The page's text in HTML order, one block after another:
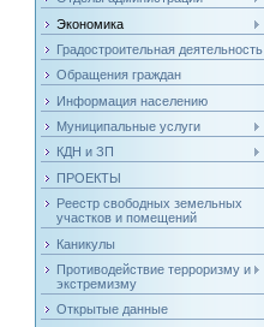
Экономика
Градостроительная деятельность
Обращения граждан
Информация населению
Муниципальные услуги
КДН и ЗП
ПРОЕКТЫ
Реестр свободных земельных
участков и помещений
Каникулы
Противодействие терроризму и
экстремизму
Открытые данные